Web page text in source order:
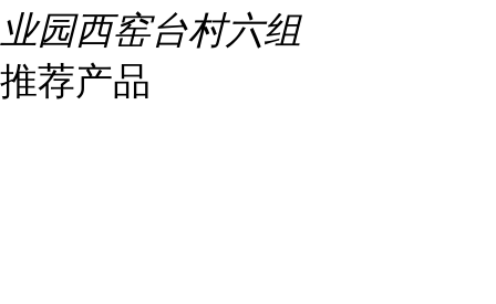
业园西窑台村六组
推荐产品